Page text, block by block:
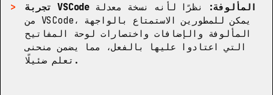
تجربة VSCode المألوفة:
نظرًا لأنه نسخة معدلة
من VSCode، يمكن للمطورين الاستمتاع بالواجهة
المألوفة والإضافات واختصارات لوحة المفاتيح
التي اعتادوا عليها بالفعل، مما يضمن منحنى
تعلم ضئيلًا.